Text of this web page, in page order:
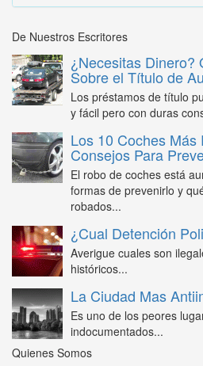
De Nuestros Escritores
¿Necesitas Dinero?
Sobre el Título de
Los préstamos de título
y fácil pero con duras
Los 10 Coches Más
Consejos Para
El robo de coches está
formas de prevenirlo y
robados...
¿Cual Detención
Averigue cuales son
históricos...
La Ciudad Mas
Es uno de los peores
indocumentados...
Quienes Somos